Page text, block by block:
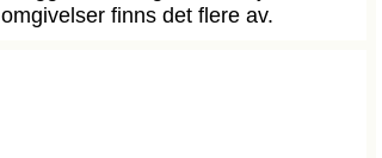
omgivelser finns det flere av.